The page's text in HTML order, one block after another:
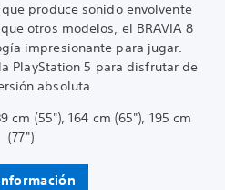
produce sonido envolvente
otros modelos, el BRAVIA 8
impresionante para jugar.
PlayStation 5 para disfrutar de
absoluta.
cm (55"), 164 cm (65"), 195 cm
(77")